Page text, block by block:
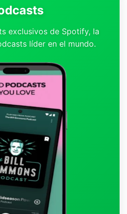
exclusivos de Spotify, la
líder en el mundo.